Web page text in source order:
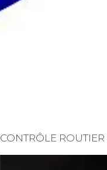
CONTRÔLE